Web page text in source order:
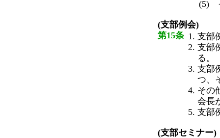
(5)
(支部例会)
第15条
支部
支部
る。
支部
つ、
その
会長
支部
(支部セミナー)